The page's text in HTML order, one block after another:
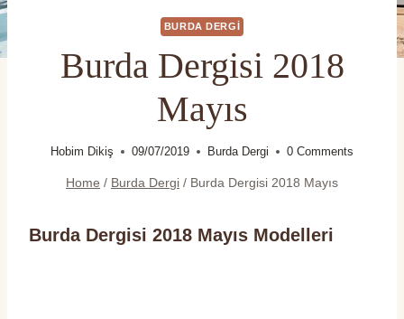
BURDA DERGI
Burda Dergisi 2018
Mayıs
Hobim Dikiş 09/07/2019 Burda Dergi 0 Comments
Home / Burda Dergi / Burda Dergisi 2018 Mayıs
Burda Dergisi 2018 Mayıs Modelleri